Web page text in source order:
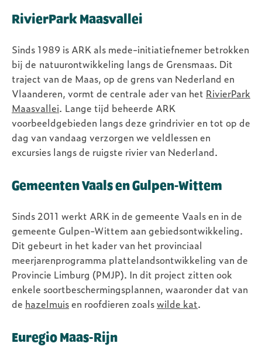
RivierPark Maasvallei
Sinds 1989 is ARK als mede-initiatiefnemer betrokken
bij de natuurontwikkeling langs de Grensmaas. Dit
traject van de Maas, op de grens van Nederland en
Vlaanderen, vormt de centrale ader van het RivierPark
Maasvallei. Lange tijd beheerde ARK
voorbeeldgebieden langs deze grindrivier en tot op de
dag van vandaag verzorgen we veldlessen en
excursies langs de ruigste rivier van Nederland.
Gemeenten Vaals en Gulpen-Wittem
Sinds 2011 werkt ARK in de gemeente Vaals en in de
gemeente Gulpen-Wittem aan gebiedsontwikkeling.
Dit gebeurt in het kader van het provinciaal
meerjarenprogramma plattelandsontwikkeling van de
Provincie Limburg (PMJP). In dit project zitten ook
enkele soortbeschermingsplannen, waaronder dat van
de hazelmuisen roofdieren zoalswilde kat.
Euregio Maas-Rijn